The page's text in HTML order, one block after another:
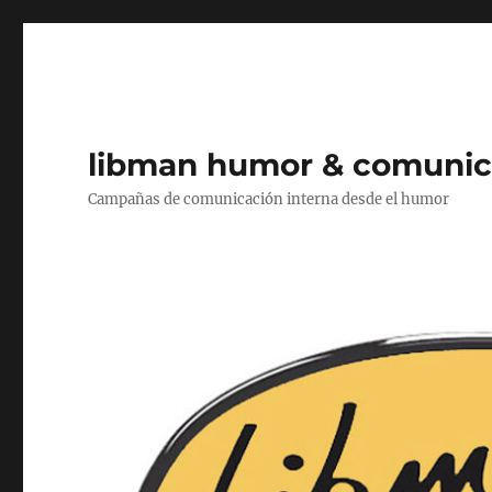
libman humor &
Campañas de comunicación interna desde el humor